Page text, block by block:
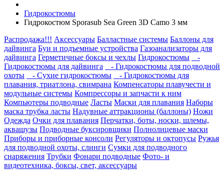
Гидрокостюмы
Гидрокостюм Sporasub Sea Green 3D Camo 3 мм
Распродажа!!! Аксессуары Балластные системы Баллоны для
дайвинга Буи и подъемные устройства Газоанализаторы для
дайвинга Герметичные боксы и чехлы Гидрокостюмы
-
Гидрокостюмы для дайвинга
- Гидрокостюмы для подводной
охоты
- Сухие гидрокостюмы
- Гидрокостюмы для
плавания, триатлона, свимрана Компенсаторы плавучести и
модульные системы Компрессоры и запчасти к ним
Компьютеры подводные Ласты Маски для плавания Наборы
маска трубка ласты Надувные аттракционы (баллоны) Ножи
Одежда Очки для плавания Перчатки, боты, носки, шлемы,
аквашузы Подводные буксировщики Полнолицевые маски
Приборы и приборные консоли Регуляторы и октопусы Ружья
для подводной охоты, слинги Сумки для подводного
снаряжения Трубки Фонари подводные Фото- и
видеотехника, боксы, свет, аксессуары